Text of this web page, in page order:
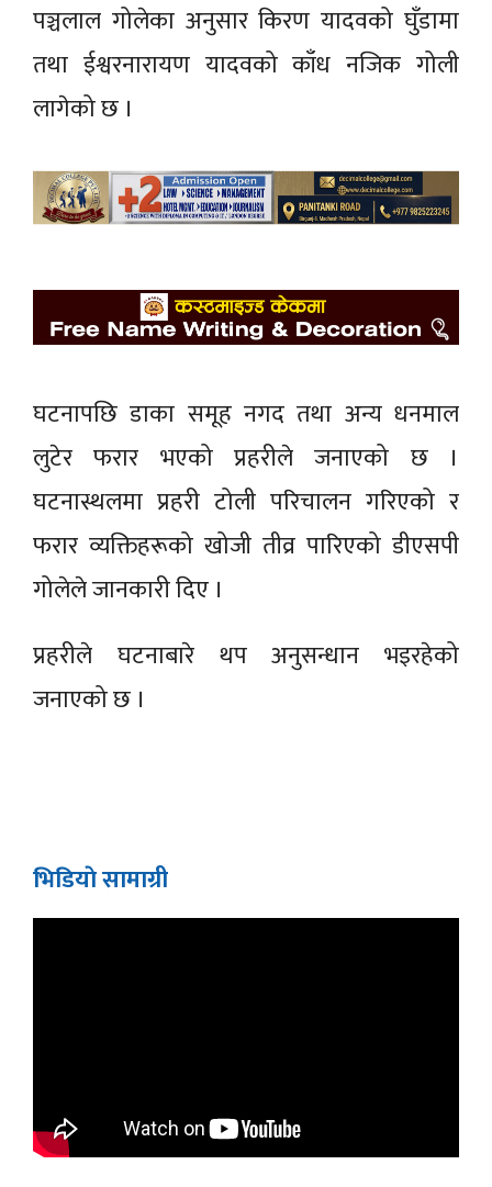
पञ्चलाल गोलेका अनुसार किरण यादवको घुँडामा
तथा ईश्वरनारायण यादवको काँध नजिक गोली
लागेको छ ।
घटनापछि डाका समूह नगद तथा अन्य धनमाल
लुटेर फरार भएको प्रहरीले जनाएको छ ।
घटनास्थलमा प्रहरी टोली परिचालन गरिएको र
फरार व्यक्तिहरूको खोजी तीव्र पारिएको डीएसपी
गोलेले जानकारी दिए ।
प्रहरीले घटनाबारे थप अनुसन्धान भइरहेको
जनाएको छ ।
भिडियाे सामाग्री